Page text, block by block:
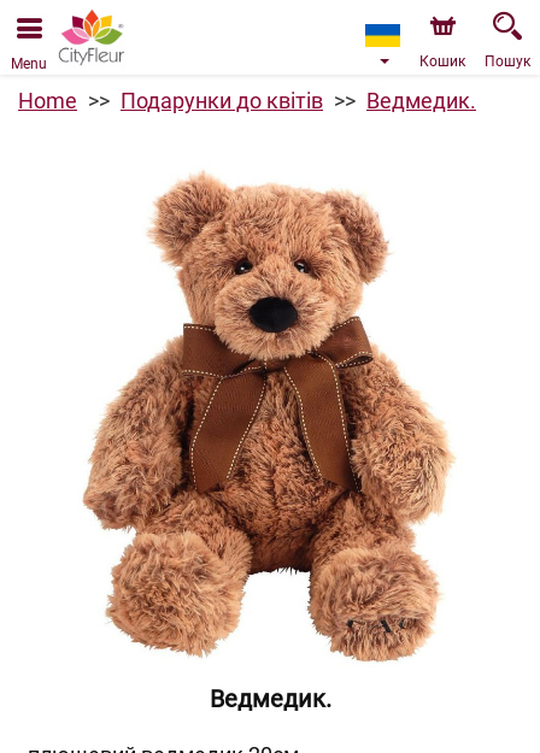
Ми приймаємо замовлення через наш інтернет-
магазин. Найближча можлива дата доставки —
07.08.2026 у зв’язку з відпусткою.
Menu Кошик Пошук
Home Подарунки до квітів Ведмедик.
Ведмедик.